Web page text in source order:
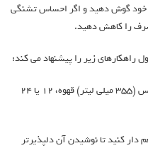
خود گوش دهید و اگر احساس تشنگی
را کاهش دهید.
راهکارهای زیر را پیشنهاد می کند:
بین قهوه و آب جابجا شوید: به ازای هر 12 اونس (355 میلی لیتر) قهوه، ۱۲ یا ۲۴
دار کنید تا نوشیدن آن دلپذیرتر